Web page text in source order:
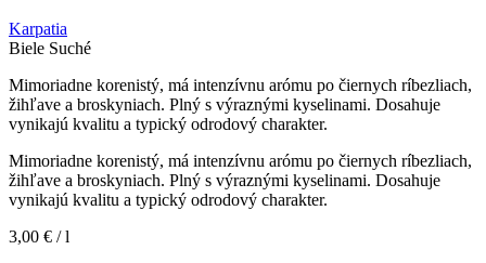
Karpatia
Biele Suché
Mimoriadne korenistý, má intenzívnu arómu po čiernych ríbezliach,
žihľave a broskyniach. Plný s výraznými kyselinami. Dosahuje
vynikajú kvalitu a typický odrodový charakter.
Mimoriadne korenistý, má intenzívnu arómu po čiernych ríbezliach,
žihľave a broskyniach. Plný s výraznými kyselinami. Dosahuje
vynikajú kvalitu a typický odrodový charakter.
3,00 € / l